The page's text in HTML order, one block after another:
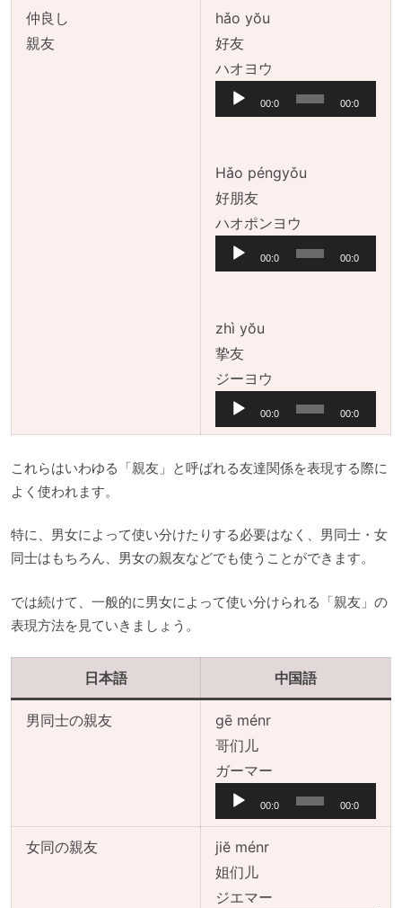
仲良し
親友
hǎo yŏu
好友
ハオヨウ
プ
ー
ー
00:0
0
00:0
0
Hǎo péngyǒu
好朋友
ハオポンヨウ
声
プ
00:0
0
00:0
0
zhì yŏu
挚友
ジーヨウ
プ
ー
ー
00:0
0
00:0
0
これらはいわゆる「親友」と呼ばれる友達関係を表現する際に
よく使われます。
特に、男女によって使い分けたりする必要はなく、男同士・女
同士はもちろん、男女の親友などでも使うことができます。
では続けて、一般的に男女によって使い分けられる「親友」の
表現方法を見ていきましょう。
日本語 中国語
男同士の親友
gē ménr
哥们儿
ガーマー音
プ
ヤ
00:0
0
00:0
0
女同の親友
jiĕ ménr
姐们儿
ジエマー音